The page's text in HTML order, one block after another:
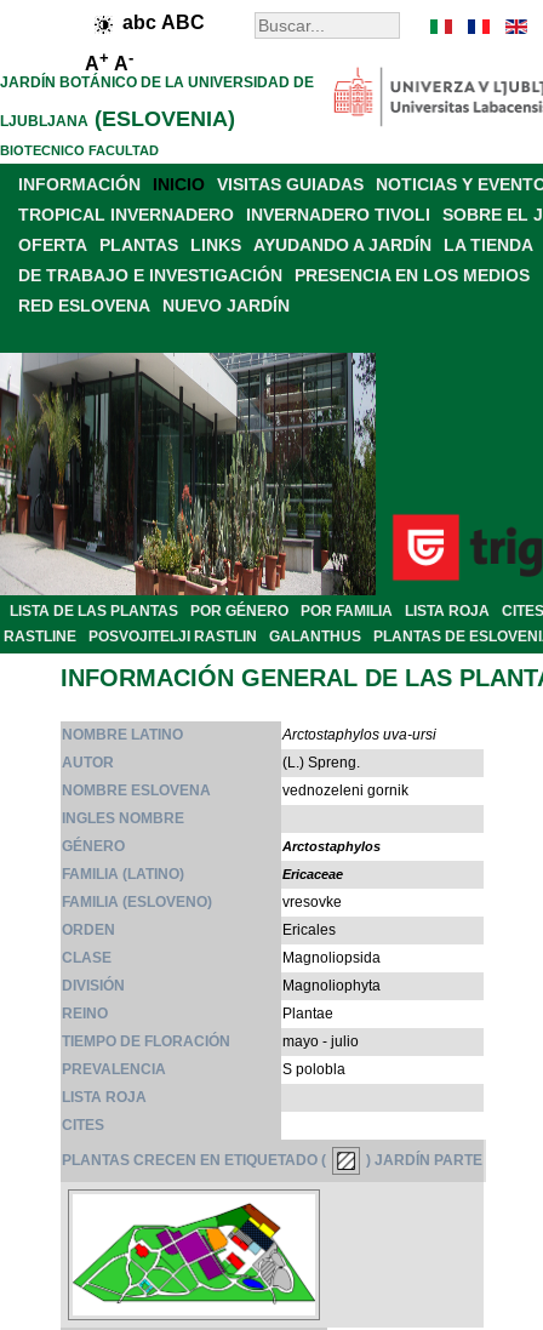
abc ABC
A+ A-
JARDÍN BOTÁNICO DE LA UNIVERSIDAD DE
LJUBLJANA (ESLOVENIA)
BIOTECNICO FACULTAD
INFORMACIÓN INICIO VISITAS GUIADAS
NOTICIAS Y
TROPICAL INVERNADERO
INVERNADERO TIVOLI
SOBRE EL
OFERTA
PLANTAS LINKS AYUDANDO A JARDÍN
LA TIENDA
DE TRABAJO E INVESTIGACIÓN
PRESENCIA EN LOS MEDIOS
RED ESLOVENA
NUEVO JARDÍN
LISTA DE LAS PLANTAS POR GÉNERO POR FAMILIA LISTA ROJA
CITES
RASTLINE
POSVOJITELJI RASTLIN GALANTHUS PLANTAS DE
INFORMACIÓN GENERAL DE LAS
NOMBRE LATINO
Arctostaphylos uva-ursi
AUTOR
(L.) Spreng.
NOMBRE ESLOVENA
vednozeleni gornik
INGLES NOMBRE
GÉNERO
Arctostaphylos
FAMILIA (LATINO) Ericaceae
FAMILIA (ESLOVENO)
vresovke
ORDEN
Ericales
CLASE
Magnoliopsida
DIVISIÓN
Magnoliophyta
REINO
Plantae
TIEMPO DE FLORACIÓN
mayo - julio
PREVALENCIA
S polobla
LISTA ROJA
CITES
PLANTAS CRECEN EN ETIQUETADO ( ) JARDÍN PARTE